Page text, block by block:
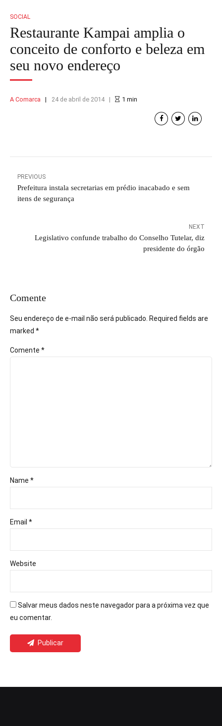
SOCIAL
Restaurante Kampai amplia o
conceito de conforto e beleza em
seu novo endereço
A Comarca 24 de abril de 2014 1 min
PREVIOUS
Prefeitura instala secretarias em prédio inacabado e sem
itens de segurança
NEXT
Legislativo confunde trabalho do Conselho Tutelar, diz
presidente do órgão
Comente
Seu endereço de e-mail não será publicado. Required fields are
marked *
Comente *
Name *
Email *
Website
Salvar meus dados neste navegador para a próxima vez que
eu comentar.
Publicar